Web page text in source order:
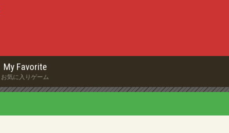
My Favorite
お気に入りゲーム